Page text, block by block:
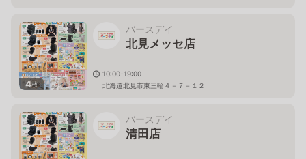
4枚
バースデイ
北見メッセ店
10:00-19:00
北海道北見市東三輪４－７－１２
バースデイ
清田店